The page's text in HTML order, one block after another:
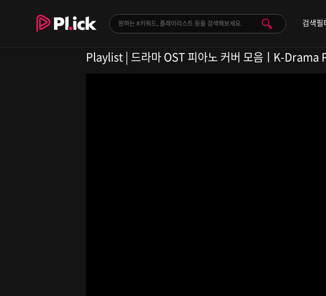
검색필
Playlist | 드라마 OST 피아노 커버 모음ㅣK-Drama